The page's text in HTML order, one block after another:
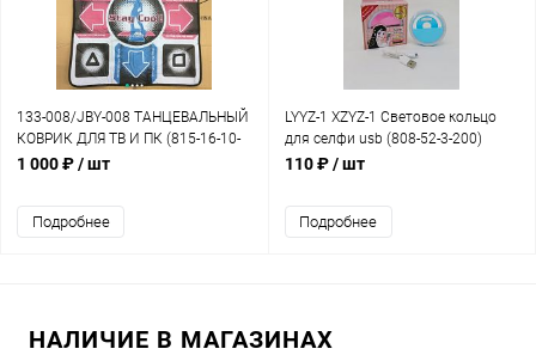
133-008/JBY-008 ТАНЦЕВАЛЬНЫЙ
КОВРИК ДЛЯ ТВ И ПК (815-16-10-
25)
1 000 ₽/ шт
Подробнее
LYYZ-1 XZYZ-1 Световое кольцо
для селфи usb (808-52-3-200)
110 ₽/ шт
Подробнее
НАЛИЧИЕ В МАГАЗИНАХ